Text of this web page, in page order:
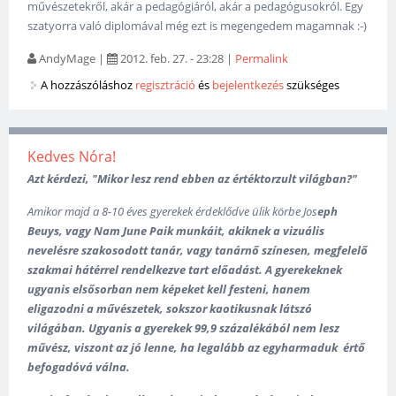
művészetekről, akár a pedagógiáról, akár a pedagógusokról. Egy
szatyorra való diplomával még ezt is megengedem magamnak :-)
AndyMage | 2012. feb. 27. - 23:28 | Permalink
A hozzászóláshoz regisztráció és bejelentkezésszükséges
Kedves Nóra!
Azt kérdezi, "Mikor lesz rend ebben az értéktorzult világban?"
Amikor majd a 8-10 éves gyerekek érdeklődve ülik körbeJoseph
Beuys, vagy Nam June Paik munkáit, akiknek a vizuális
nevelésre szakosodott tanár, vagy tanárnő színesen, megfelelő
szakmai hátérrel rendelkezve tart előadást. A gyerekeknek
ugyanis elsősorban nem képeket kell festeni, hanem
eligazodni a művészetek, sokszor kaotikusnak látszó
világában. Ugyanis a gyerekek 99,9 százalékából nem lesz
művész, viszont az jó lenne, ha legalább az egyharmaduk értő
befogadóvá válna.